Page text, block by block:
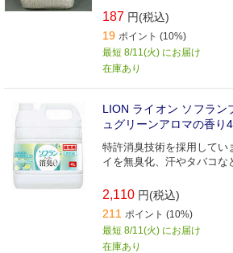
187 円(税込)
19 ポイント (10%)
最短 8/11(火) にお届け
在庫あり
LION ライオン ソフラン
ュグリーンアロマの香り
特許消臭技術を採用してい
イを無臭化、汗やタバコな
2,110 円(税込)
211 ポイント (10%)
最短 8/11(火) にお届け
在庫あり